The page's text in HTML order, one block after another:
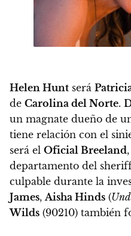
Helen Hunt será
de Carolina del Norte.
un magnate dueño de
tiene relación con el
será el Oficial Breeland
departamento del
culpable durante la
James,Aisha Hinds (
Wilds (90210) también